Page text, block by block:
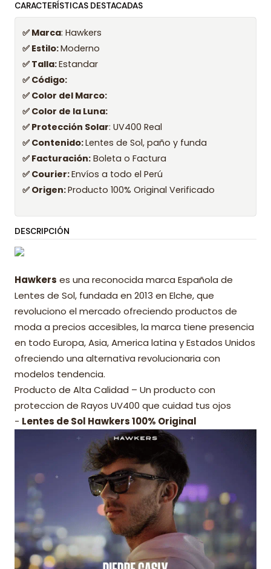
CARACTERÍSTICAS DESTACADAS
✅ Marca: Hawkers
✅ Estilo:Moderno
✅ Talla:Estandar
✅ Código:
✅ Color del Marco:
✅ Color de la Luna:
✅ Protección Solar: UV400 Real
✅ Contenido:Lentes de Sol, paño y funda
✅ Facturación: Boleta o Factura
✅ Courier:Envíos a todo el Perú
✅ Origen:Producto 100% Original Verificado
DESCRIPCIÓN
Hawkers es una reconocida marca Española de
Lentes de Sol, fundada en 2013 en Elche, que
revoluciono el mercado ofreciendo productos de
moda a precios accesibles, la marca tiene presencia
en todo Europa, Asia, America latina y Estados Unidos
ofreciendo una alternativa revolucionaria con
modelos tendencia.
Producto de Alta Calidad – Un producto con
proteccion de Rayos UV400 que cuidad tus ojos
- Lentes de Sol Hawkers 100% Original